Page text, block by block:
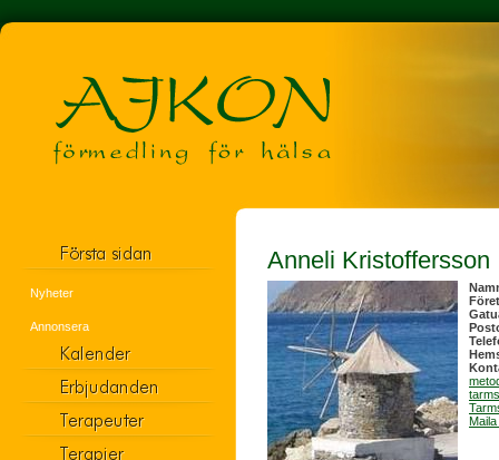
Nyheter
Annonsera
Anneli Kristoffersson